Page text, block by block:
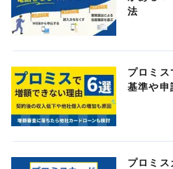
法
プロミス
基準や申
プロミス